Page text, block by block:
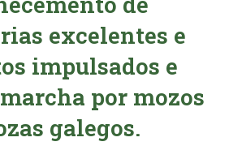
excelentes e
impulsados e
por mozos
galegos.